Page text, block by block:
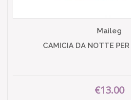
Maileg
CAMICIA DA NOTTE
€13.00